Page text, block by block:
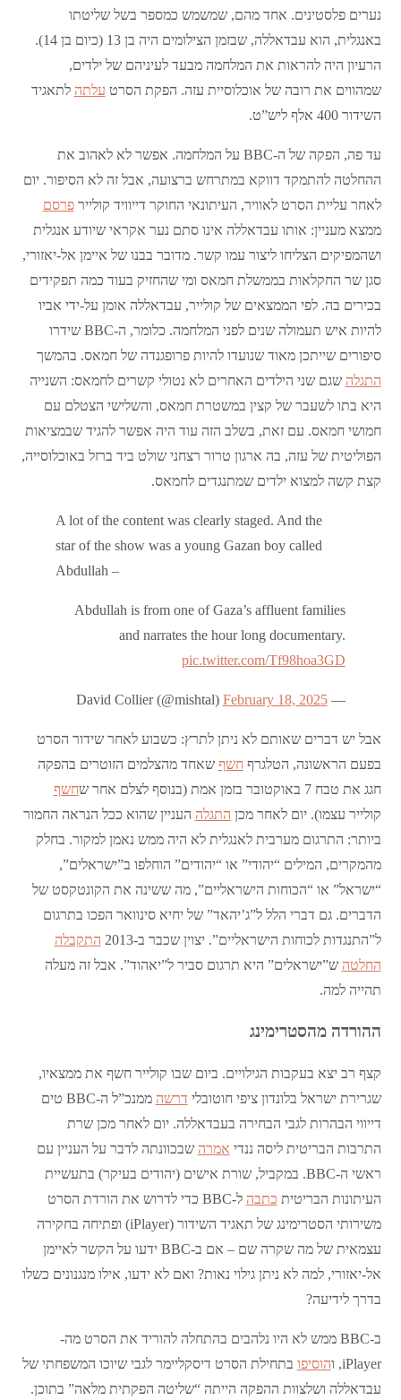
נערים פלסטינים. אחד מהם, שמשמש כמספר בשל שליטתו
באנגלית, הוא עבדאללה, שבזמן הצילומים היה בן 13 (כיום בן 14).
הרעיון היה להראות את המלחמה מבעד לעיניהם של ילדים,
שמהווים את רובה של אוכלוסיית עזה. הפקת הסרט עלתה לתאגיד
השידור 400 אלף ליש”ט.
עד פה, הפקה של ה-BBC על המלחמה. אפשר לא לאהוב את
ההחלטה להתמקד דווקא במתרחש ברצועה, אבל זה לא הסיפור. יום
לאחר עליית הסרט לאוויר, העיתונאי החוקר דייוויד קוליירפרסם
ממצא מעניין: אותו עבדאללה אינו סתם נער אקראי שיודע אנגלית
ושהמפיקים הצליחו ליצור עמו קשר. מדובר בבנו של איימן אל-יאזורי,
סגן שר החקלאות בממשלת חמאס ומי שהחזיק בעוד כמה תפקידים
בכירים בה. לפי הממצאים של קולייר, עבדאללה אומן על-ידי אביו
להיות איש תעמולה שנים לפני המלחמה. כלומר, ה-BBC שידרו
סיפורים שייתכן מאוד שנועדו להיות פרופגנדה של חמאס. בהמשך
התגלה שגם שני הילדים האחרים לא נטולי קשרים לחמאס: השנייה
היא בתו לשעבר של קצין במשטרת חמאס, והשלישי הצטלם עם
חמושי חמאס. עם זאת, בשלב הזה עוד היה אפשר להגיד שבמציאות
הפוליטית של עזה, בה ארגון טרור רצחני שולט ביד ברזל באוכלוסייה,
קצת קשה למצוא ילדים שמתנגדים לחמאס.
A lot of the content was clearly staged. And the
star of the show was a young Gazan boy called
Abdullah –
Abdullah is from one of Gaza’s affluent families
and narrates the hour long documentary.
pic.twitter.com/Tf98hoa3GD
— David Collier (@mishtal)
February 18, 2025
אבל יש דברים שאותם לא ניתן לתרץ: כשבוע לאחר שידור הסרט
בפעם הראשונה, הטלגרףחשף שאחד מהצלמים הזוטרים בהפקה
חגג את טבח 7 באוקטובר בזמן אמת (בנוסף לצלם אחר ש
חשף
קולייר עצמו). יום לאחר מכן התגלה העניין שהוא ככל הנראה החמור
ביותר: התרגום מערבית לאנגלית לא היה ממש נאמן למקור. בחלק
מהמקרים, המילים “יהודי” או “יהודים” הוחלפו ב”ישראלים”,
“ישראל” או “הכוחות הישראליים”, מה ששינה את הקונטקסט של
הדברים. גם דברי הלל ל”ג’יהאד” של יחיא סינוואר הפכו בתרגום
ל”התנגדות לכוחות הישראליים”. יצוין שכבר ב-2013
התקבלה
החלטה ש”ישראלים” היא תרגום סביר ל”יאהוד”. אבל זה מעלה
תהייה למה.
ההורדה מהסטרימינג
קצף רב יצא בעקבות הגילויים. ביום שבו קולייר חשף את ממצאיו,
שגרירת ישראל בלונדון ציפי חוטובלי דרשה
ממנכ”ל ה-BBC טים
דייווי הבהרות לגבי הבחירה בעבדאללה. יום לאחר מכן שרת
התרבות הבריטית ליסה ננדי אמרה שבכוונתה לדבר על העניין עם
ראשי ה-BBC. במקביל, שורת אישים (יהודים בעיקר) בתעשיית
העיתונות הבריטית כתבה
ל-BBC כדי לדרוש את הורדת הסרט
משירותי הסטרימינג של תאגיד השידור (iPlayer) ופתיחה בחקירה
עצמאית של מה שקרה שם – אם ב-BBC ידעו על הקשר לאיימן
אל-יאזורי, למה לא ניתן גילוי נאות? ואם לא ידעו, אילו מנגנונים כשלו
בדרך לידיעה?
ב-BBC ממש לא היו נלהבים בהתחלה להוריד את הסרט מה-
iPlayer, ו
הוסיפו בתחילת הסרט דיסקליימר לגבי שיוכו המשפחתי של
עבדאללה ושלצוות ההפקה הייתה “שליטה הפקתית מלאה” בתוכן.